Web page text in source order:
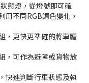
態燈，從燈號即可確
用不同RGB調色變化，
，更快更準確的將車體
，可作為避障或貨物放
快速判斷行車狀態及執